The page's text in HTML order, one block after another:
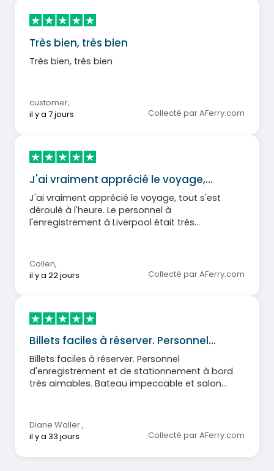
Très bien, très bien
Très bien, très bien
customer,
il y a 7 jours
Collecté par AFerry.com
J'ai vraiment apprécié le voyage,…
J'ai vraiment apprécié le voyage, tout s'est
déroulé à l'heure. Le personnel à
l'enregistrement à Liverpool était très
Collen,
il y a 22 jours
Collecté par AFerry.com
Billets faciles à réserver. Personnel…
Billets faciles à réserver. Personnel
d'enregistrement et de stationnement à bord
très aimables. Bateau impeccable et salon
Diane Waller,
il y a 33 jours
Collecté par AFerry.com